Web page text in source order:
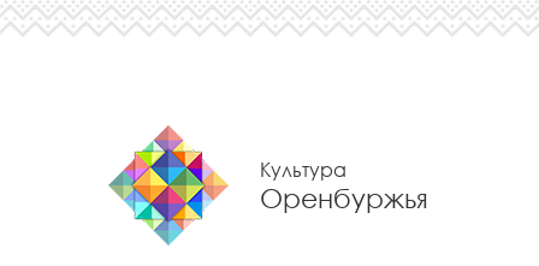
Культура
Оренбуржья